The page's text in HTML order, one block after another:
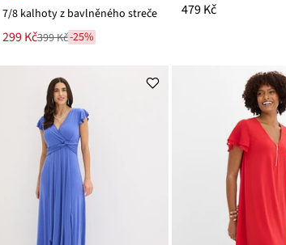
7/8 kalhoty z bavlněného streče
Nová
je
299 Kč
Zlevněno399 Kč-25%
479 Kč